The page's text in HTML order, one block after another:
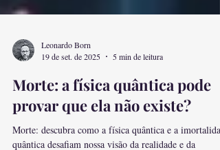
19 de set. de 2025
5 min de leitura
Morte: a física quântica pode
provar que ela não existe?